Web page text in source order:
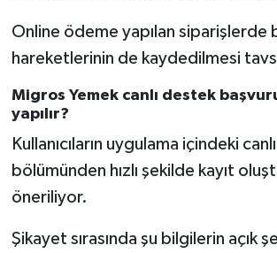
Online ödeme yapılan siparişlerde
hareketlerinin de kaydedilmesi
Migros Yemek canlı destek
yapılır?
Kullanıcıların uygulama içindeki
bölümünden hızlı şekilde kayıt
öneriliyor.
Şikayet sırasında şu bilgilerin açık